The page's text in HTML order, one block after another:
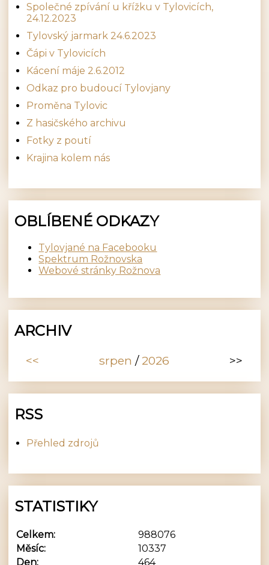
Společné zpívání u křížku v Tylovicích,
24.12.2023
Tylovský jarmark 24.6.2023
Čápi v Tylovicích
Kácení máje 2.6.2012
Odkaz pro budoucí Tylovjany
Proměna Tylovic
Z hasičského archivu
Fotky z poutí
Krajina kolem nás
OBLÍBENÉ ODKAZY
Tylovjané na Facebooku
Spektrum Rožnovska
Webové stránky Rožnova
ARCHIV
<< srpen / 2026 >>
RSS
Přehled zdrojů
STATISTIKY
Celkem:
988076
Měsíc:
10337
Den:
464